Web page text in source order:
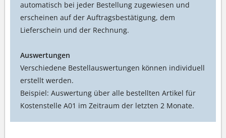
automatisch bei jeder Bestellung zugewiesen und
erscheinen auf der Auftragsbestätigung, dem
Lieferschein und der Rechnung.
Auswertungen
Verschiedene Bestellauswertungen können individuell
erstellt werden.
Beispiel: Auswertung über alle bestellten Artikel für
Kostenstelle A01 im Zeitraum der letzten 2 Monate.